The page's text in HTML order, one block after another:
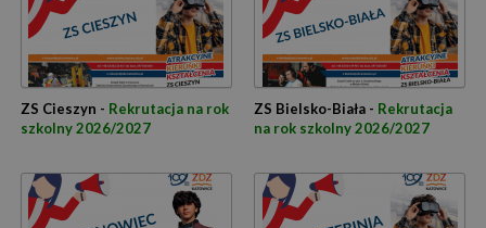
ZS Cieszyn - Rekrutacja na rok
szkolny 2026/2027
ZS Bielsko-Biała - Rekrutacja
na rok szkolny 2026/2027